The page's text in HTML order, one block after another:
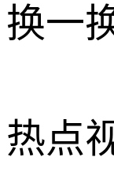
换一
热点